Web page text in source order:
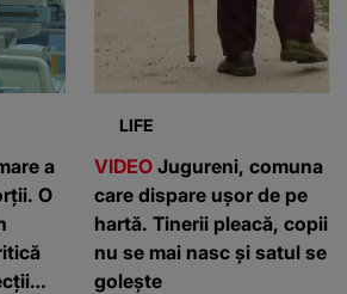
a
O
LIFE
VIDEO Jugureni, comuna
care dispare ușor de pe
hartă. Tinerii pleacă, copii
nu se mai nasc și satul se
golește